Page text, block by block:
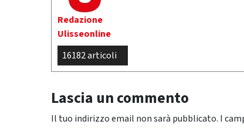
Redazione
Ulisseonline
16182 articoli
Lascia un commento
Il tuo indirizzo email non sarà pubblicato. I